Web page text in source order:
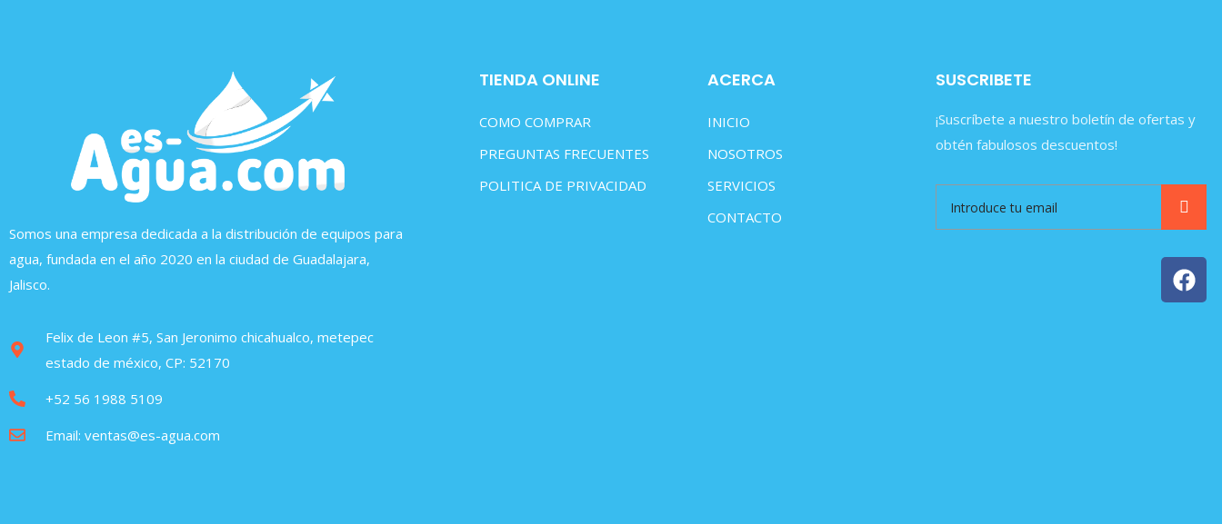
Somos una empresa dedicada a la distribución de equipos para
agua, fundada en el año 2020 en la ciudad de Guadalajara,
Jalisco.
Felix de Leon #5, San Jeronimo chicahualco, metepec
estado de méxico, CP: 52170
+52 56 1988 5109
Email: ventas@es-agua.com
TIENDA ONLINE
COMO COMPRAR
PREGUNTAS FRECUENTES
POLITICA DE PRIVACIDAD
ACERCA
INICIO
NOSOTROS
SERVICIOS
CONTACTO
SUSCRIBETE
¡Suscríbete a nuestro boletín de ofertas y
obtén fabulosos descuentos!